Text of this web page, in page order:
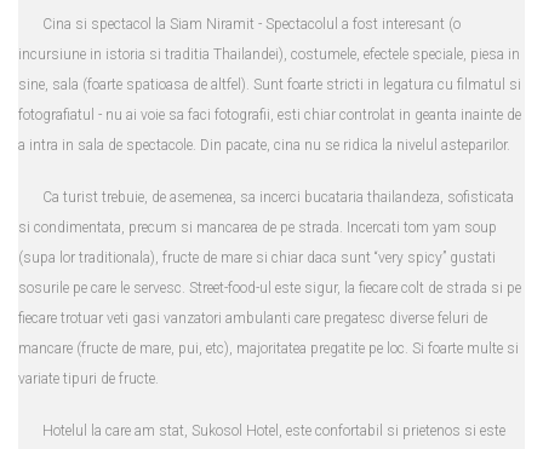
Cina si spectacol la Siam Niramit - Spectacolul a fost interesant (o
incursiune in istoria si traditia Thailandei), costumele, efectele speciale, piesa in
sine, sala (foarte spatioasa de altfel). Sunt foarte stricti in legatura cu filmatul si
fotografiatul - nu ai voie sa faci fotografii, esti chiar controlat in geanta inainte de
a intra in sala de spectacole. Din pacate, cina nu se ridica la nivelul asteparilor.
Ca turist trebuie, de asemenea, sa incerci bucataria thailandeza, sofisticata
si condimentata, precum si mancarea de pe strada. Incercati tom yam soup
(supa lor traditionala), fructe de mare si chiar daca sunt “very spicy” gustati
sosurile pe care le servesc. Street-food-ul este sigur, la fiecare colt de strada si pe
fiecare trotuar veti gasi vanzatori ambulanti care pregatesc diverse feluri de
mancare (fructe de mare, pui, etc), majoritatea pregatite pe loc. Si foarte multe si
variate tipuri de fructe.
Hotelul la care am stat, Sukosol Hotel, este confortabil si prietenos si este